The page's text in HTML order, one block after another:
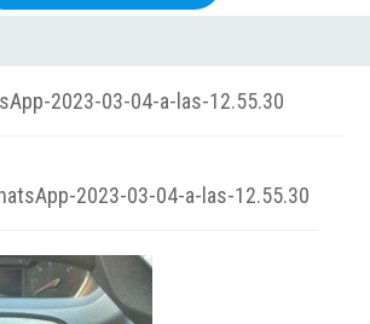
2023-03-04-a-las-12.55.30
2023-03-04-a-las-12.55.30